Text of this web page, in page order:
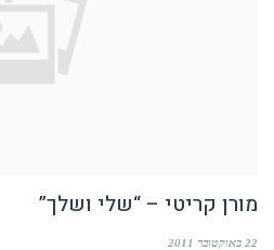
מורן קריטי – “שלי ושלך”
22 באוקטובר 2011